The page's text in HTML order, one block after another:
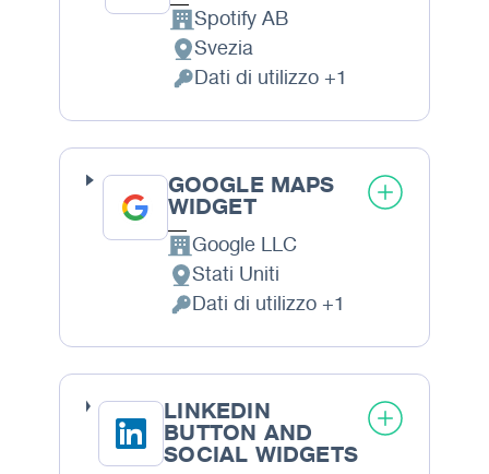
Azienda:
Spotify AB
Luogo del trattamento:
Svezia
Dati Personali trattati:
Dati di utilizzo +1
GOOGLE MAPS
WIDGET
Azienda:
Google LLC
Luogo del trattamento:
Stati Uniti
Dati Personali trattati:
Dati di utilizzo +1
LINKEDIN
BUTTON AND
SOCIAL WIDGETS